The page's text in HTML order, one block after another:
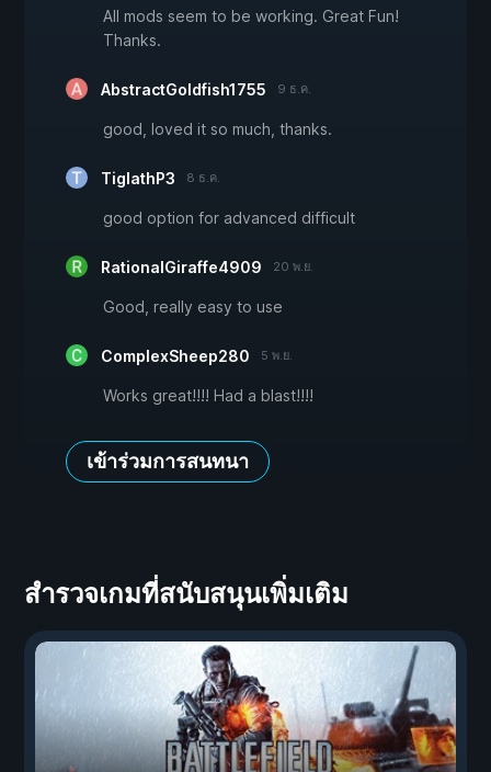
All mods seem to be working. Great Fun!
Thanks.
AbstractGoldfish1755 9 ธ.ค.
good, loved it so much, thanks.
TiglathP3 8 ธ.ค.
good option for advanced difficult
RationalGiraffe4909 20 พ.ย.
Good, really easy to use
ComplexSheep280 5 พ.ย.
Works great!!!! Had a blast!!!!
เข้าร่วมการสนทนา
สำรวจเกมที่สนับสนุนเพิ่มเติม